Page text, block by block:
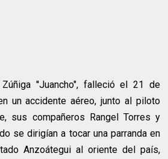
''Juancho", falleció el 21 de
un accidente aéreo, junto al piloto
sus compañeros Rangel Torres y
se dirigían a tocar una parranda en
Anzoátegui al oriente del país,